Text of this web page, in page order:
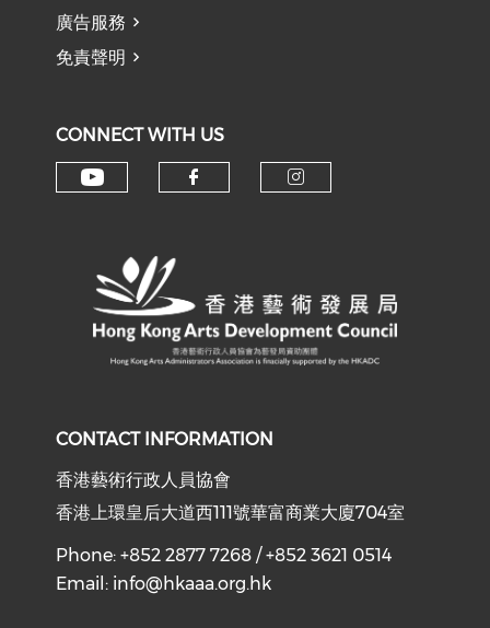
廣告服務
免責聲明
CONNECT WITH US
CONTACT INFORMATION
香港藝術行政人員協會
香港上環皇后大道西111號華富商業大廈704室
Phone: +852 2877 7268 / +852 3621 0514
Email: info@hkaaa.org.hk